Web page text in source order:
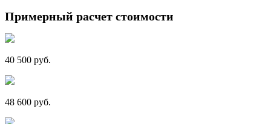
Примерный расчет стоимости
40 500 руб.
48 600 руб.